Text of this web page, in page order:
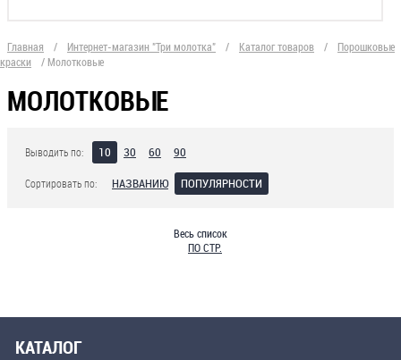
Главная / Интернет-магазин "Три молотка" / Каталог товаров /
Порошковые
краски
/ Молотковые
МОЛОТКОВЫЕ
Выводить по: 10 30 60 90
Сортировать по: НАЗВАНИЮ ПОПУЛЯРНОСТИ
Весь список
ПО СТР.
КАТАЛОГ